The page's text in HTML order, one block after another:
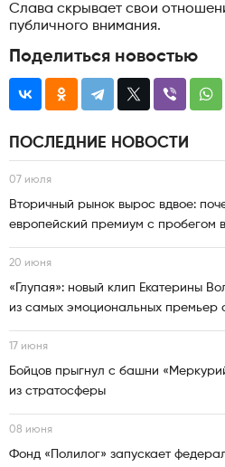
Слава скрывает свои
публичного внимания.
Поделиться новостью
ПОСЛЕДНИЕ НОВОСТИ
07 июля
Вторичный рынок вырос вдвое:
европейский премиум с пробегом
20 июня
«Глупая»: новый клип Екатерины
из самых эмоциональных премьер
17 июня
Бойцов прыгнул с башни
из стратосферы
08 июня
Фонд «Полилог» запускает